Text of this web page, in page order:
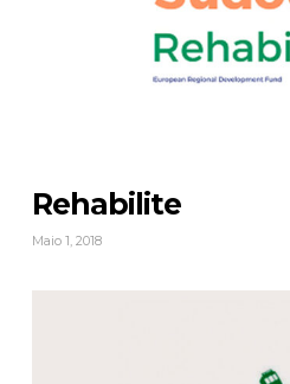
Rehabilite
Maio 1, 2018